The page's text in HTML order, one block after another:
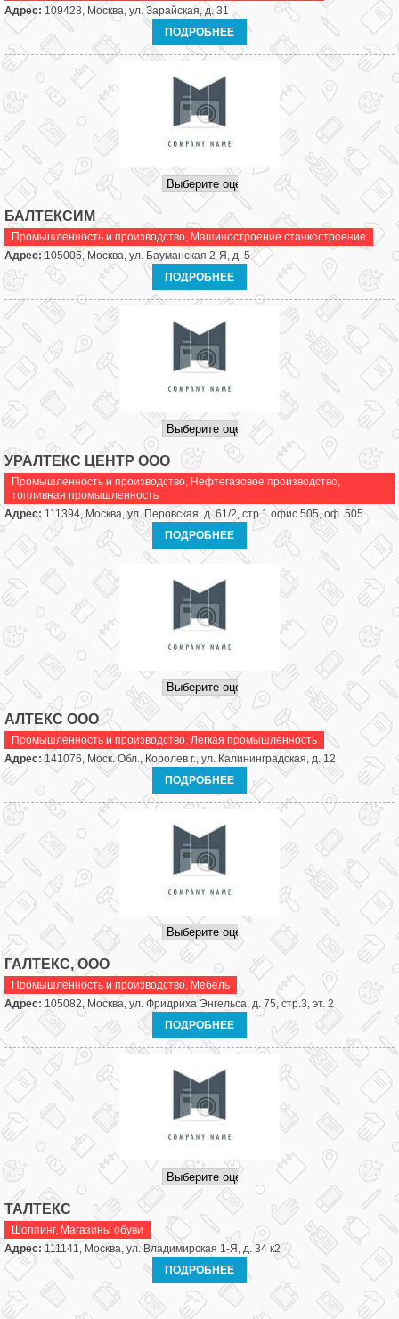
Адрес: 109428, Москва, ул. Зарайская, д. 31
ПОДРОБНЕЕ
БАЛТЕКСИМ
Промышленность и производство, Машиностроение станкостроение
Адрес: 105005, Москва, ул. Бауманская 2-Я, д. 5
ПОДРОБНЕЕ
УРАЛТЕКС ЦЕНТР ООО
Промышленность и производство, Нефтегазовое производство,
топливная промышленность
Адрес: 111394, Москва, ул. Перовская, д. 61/2, стр.1 офис 505, оф. 505
ПОДРОБНЕЕ
АЛТЕКС ООО
Промышленность и производство, Легкая промышленность
Адрес:141076, Моск. Обл., Королев г., ул. Калининградская, д. 12
ПОДРОБНЕЕ
ГАЛТЕКС, ООО
Промышленность и производство, Мебель
Адрес: 105082, Москва, ул. Фридриха Энгельса, д. 75, стр.3, эт. 2
ПОДРОБНЕЕ
ТАЛТЕКС
Шоппинг, Магазины обуви
Адрес:111141, Москва, ул. Владимирская 1-Я, д. 34 к2
ПОДРОБНЕЕ